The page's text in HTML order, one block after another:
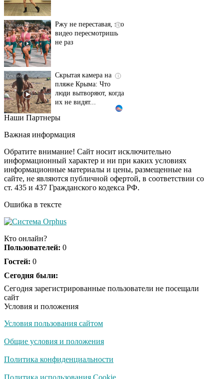
видео пересмотришь
не раз
пляже Крыма: Что
люди вытворяют, когда
их не видят...
Ролик длится
смеяться вы будете
i
Королева вагона
отожгла! Видео не
оставит равнодушным
Экс-бойфренд дочери
Наши Партнеры
Важная информация
Обратите внимание! Сайт носит исключительно
информационный характер и ни при каких условиях
информационные материалы и цены, размещенные на
сайте, не являются публичной офертой, в соответствии со
ст. 435 и 437 Гражданского кодекса РФ.
Ошибка в тексте
Кто онлайн?
Пользователей: 0
Гостей: 0
Сегодня были:
Сегодня зарегистрированные пользователи не посещали
сайт
Условия и положения
Условия пользования сайтом
Общие условия и положения
Политика конфиденциальности
Политика использования Cookie